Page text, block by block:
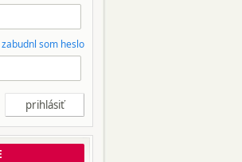
zabudnl som heslo